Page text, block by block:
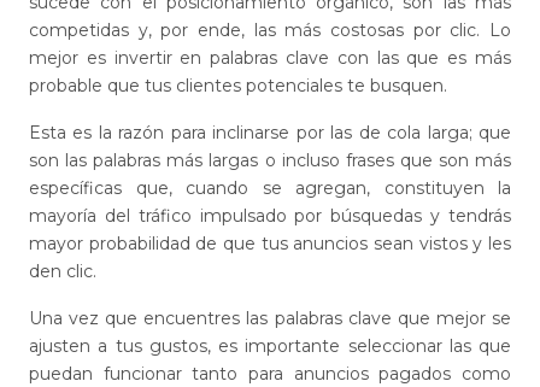
competidas y, por ende, las más costosas por clic. Lo
mejor es invertir en palabras clave con las que es más
probable que tus clientes potenciales te busquen.
Esta es la razón para inclinarse por las de cola larga; que
son las palabras más largas o incluso frases que son más
específicas que, cuando se agregan, constituyen la
mayoría del tráfico impulsado por búsquedas y tendrás
mayor probabilidad de que tus anuncios sean vistos y les
den clic.
Una vez que encuentres las palabras clave que mejor se
ajusten a tus gustos, es importante seleccionar las que
puedan funcionar tanto para anuncios pagados como